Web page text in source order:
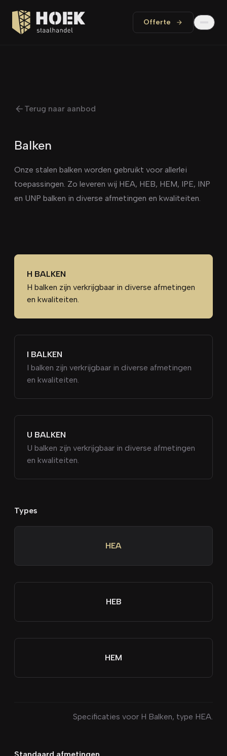
Offerte
Terug naar aanbod
Balken
Onze stalen balken worden gebruikt voor allerlei
toepassingen. Zo leveren wij HEA, HEB, HEM, IPE, INP
en UNP balken in diverse afmetingen en kwaliteiten.
H BALKEN
H balken zijn verkrijgbaar in diverse afmetingen
en kwaliteiten.
I BALKEN
I balken zijn verkrijgbaar in diverse afmetingen
en kwaliteiten.
U BALKEN
U balken zijn verkrijgbaar in diverse afmetingen
en kwaliteiten.
Types
HEA
HEB
HEM
Specificaties voor H Balken, type HEA.